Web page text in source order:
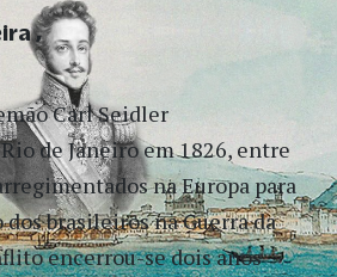
Carl Seidler
de Janeiro em 1826, entre
na Europa para
brasileiros na Guerra da
encerrou-se dois anos